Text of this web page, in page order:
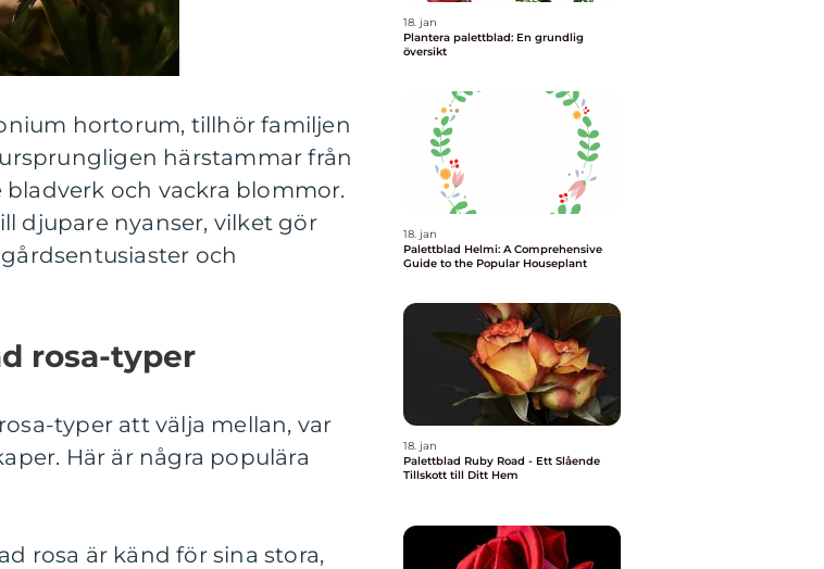
hortorum, tillhör familjen
härstammar från
och vackra blommor.
djupare nyanser, vilket gör
och
rosa-typer
typer att välja mellan, var
Här är några populära
rosa är känd för sina stora,
18. jan
Plantera palettblad: En grundlig
översikt
18. jan
Palettblad Helmi: A Comprehensive
Guide to the Popular Houseplant
18. jan
Palettblad Ruby Road - Ett Slående
Tillskott till Ditt Hem